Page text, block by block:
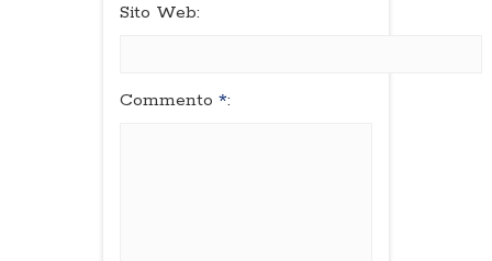
Sito Web:
Commento *: